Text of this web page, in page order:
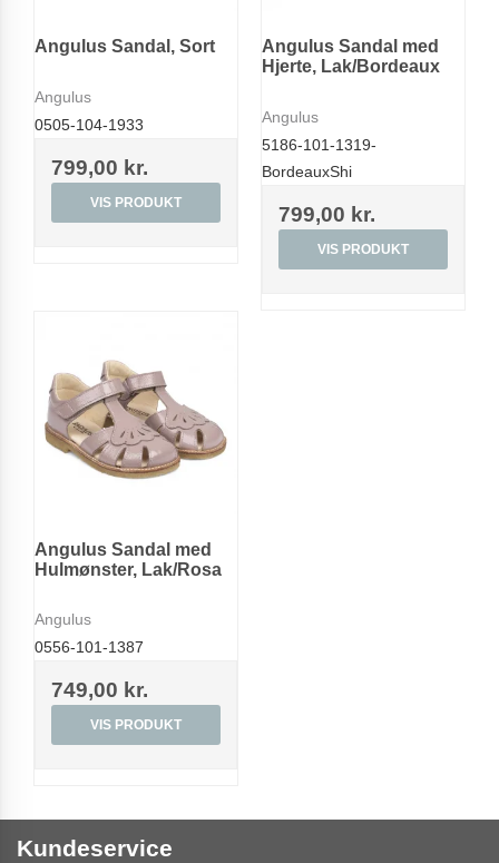
Angulus Sandal, Sort
Angulus
0505-104-1933
799,00 kr.
VIS PRODUKT
Angulus Sandal med
Hjerte, Lak/Bordeaux
Angulus
5186-101-1319-
BordeauxShi
799,00 kr.
VIS PRODUKT
Angulus Sandal med
Hulmønster, Lak/Rosa
Angulus
0556-101-1387
749,00 kr.
VIS PRODUKT
Kundeservice